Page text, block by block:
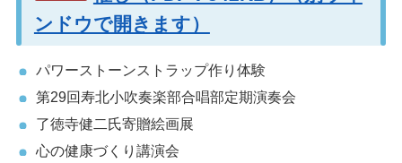
ンドウで開きます）
パワーストーンストラップ作り体験
第29回寿北小吹奏楽部合唱部定期演奏会
了徳寺健二氏寄贈絵画展
心の健康づくり講演会